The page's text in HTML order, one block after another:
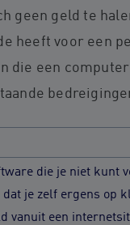
geen geld te
heeft voor een
die een
die je niet kunt
je zelf ergens op
vanuit een